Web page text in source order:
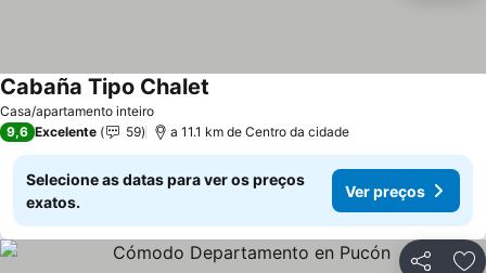
Casa/apartamento inteiro
Cabaña Tipo Chalet
9,6 Excelente 59 a 11.1 km de Centro da cidade
Selecione as datas para ver os preços
exatos.
Ver preços